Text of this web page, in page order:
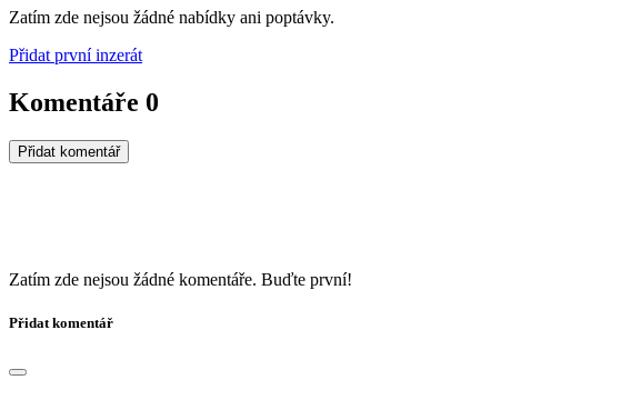
Zatím zde nejsou žádné nabídky ani poptávky.
Přidat první inzerát
Komentáře 0
Přidat komentář
Zatím zde nejsou žádné komentáře. Buďte první!
Přidat komentář